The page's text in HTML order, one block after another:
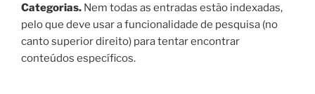
Categorias. Nem todas as entradas estão indexadas,
pelo que deve usar a funcionalidade de pesquisa (no
canto superior direito) para tentar encontrar
conteúdos específicos.